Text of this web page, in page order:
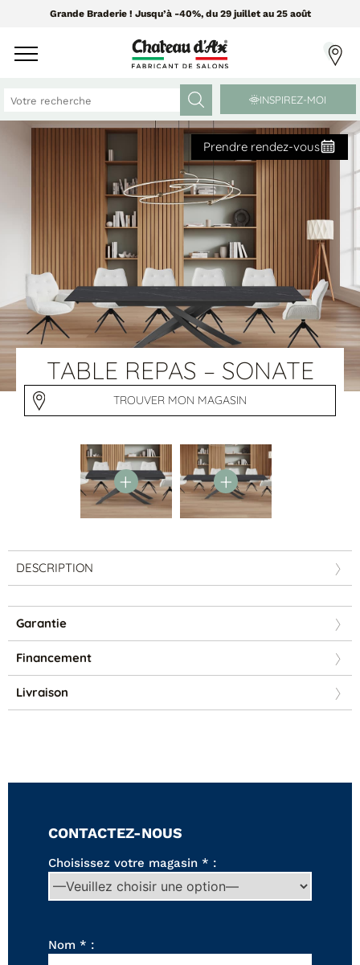
Grande Braderie ! Jusqu’à -40%, du 29 juillet au 25 août
CANAPÉS ET FAUTEUILS
Tissus Greensofa
850 tissus et 250 cuirs
PAR MATIÈRE
Canapés cuir
Canapés tissu
PAR FORME
Canapés avec méridienne
Canapés modulables
Canapés 2 places
Canapés 3 places
Canapés panoramiques
Fauteuils
MEUBLES ET DÉCO
PAR CATÉGORIE
Coussins
Enfilades
Luminaires
Objets déco
Tableaux
Tables basses
Tables repas
Tapis
Contemporain
INSPIREZ-MOI
Prendre rendez-vous
TABLE REPAS – SONATE
TROUVER MON MAGASIN
DESCRIPTION
Garantie
Financement
Livraison
CONTACTEZ-NOUS
Choisissez votre magasin * :
Nom * :